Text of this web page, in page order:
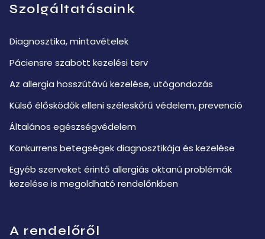
Szolgáltatásaink
Diagnosztika, mintavételek
Páciensre szabott kezelési terv
Az allergia hosszútávú kezelése, utógondozás
Külső élősködők elleni széleskőrű védelem, prevenció
Általános egészségvédelem
Konkurrens betegségek diagnosztikája és kezelése
Egyéb szerveket érintő allergiás oktanú problémák
kezelése is megoldható rendelőnkben
A rendelőről